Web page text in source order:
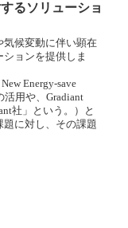
るソリューショ
気候変動に伴い顕在
ョンを提供しま
Energy-save
活用や、Gradiant
社」という。）と
に対し、その課題